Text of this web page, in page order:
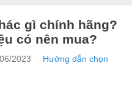
gì chính hãng?
có nên mua?
2023
Hướng dẫn chọn